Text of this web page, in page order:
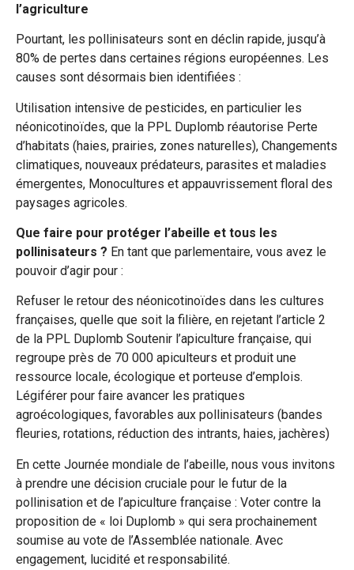
l’agriculture
Pourtant, les pollinisateurs sont en déclin rapide, jusqu’à
80% de pertes dans certaines régions européennes. Les
causes sont désormais bien identifiées :
Utilisation intensive de pesticides, en particulier les
néonicotinoïdes, que la PPL Duplomb réautorise Perte
d’habitats (haies, prairies, zones naturelles), Changements
climatiques, nouveaux prédateurs, parasites et maladies
émergentes, Monocultures et appauvrissement floral des
paysages agricoles.
Que faire pour protéger l’abeille et tous les
pollinisateurs ? En tant que parlementaire, vous avez le
pouvoir d’agir pour :
Refuser le retour des néonicotinoïdes dans les cultures
françaises, quelle que soit la filière, en rejetant l’article 2
de la PPL Duplomb Soutenir l’apiculture française, qui
regroupe près de 70 000 apiculteurs et produit une
ressource locale, écologique et porteuse d’emplois.
Légiférer pour faire avancer les pratiques
agroécologiques, favorables aux pollinisateurs (bandes
fleuries, rotations, réduction des intrants, haies, jachères)
En cette Journée mondiale de l’abeille, nous vous invitons
à prendre une décision cruciale pour le futur de la
pollinisation et de l’apiculture française : Voter contre la
proposition de « loi Duplomb » qui sera prochainement
soumise au vote de l’Assemblée nationale. Avec
engagement, lucidité et responsabilité.